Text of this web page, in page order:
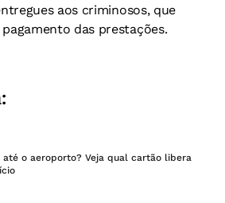
aos criminosos, que
das prestações.
até o aeroporto? Veja qual cartão libera